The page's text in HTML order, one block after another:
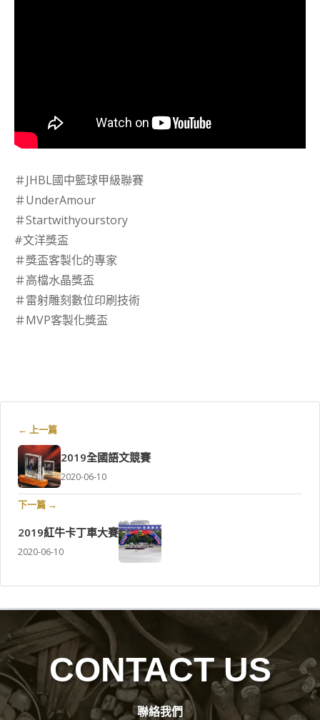
＃JHBL國中籃球甲級聯賽
＃UnderAmour
＃Startwithyourstory
#文洋獎盃
＃獎盃客製化的專家
＃高檔水晶獎盃
＃雷射雕刻數位印刷技術
＃MVP客製化獎盃
← 上一篇
2019全國語文競賽
2020-06-10
下一篇 →
2019紅牛卡丁車大賽
2020-06-10
CONTACT US
聯絡我們